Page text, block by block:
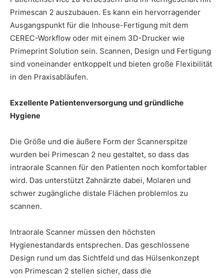
Primescan 2 auszubauen. Es kann ein hervorragender
Ausgangspunkt für die Inhouse-Fertigung mit dem
CEREC-Workflow oder mit einem 3D-Drucker wie
Primeprint Solution sein. Scannen, Design und Fertigung
sind voneinander entkoppelt und bieten große Flexibilität
in den Praxisabläufen.
Exzellente Patientenversorgung und gründliche
Hygiene
Die Größe und die äußere Form der Scannerspitze
wurden bei Primescan 2 neu gestaltet, so dass das
intraorale Scannen für den Patienten noch komfortabler
wird. Das unterstützt Zahnärzte dabei, Molaren und
schwer zugängliche distale Flächen problemlos zu
scannen.
Intraorale Scanner müssen den höchsten
Hygienestandards entsprechen. Das geschlossene
Design rund um das Sichtfeld und das Hülsenkonzept
von Primescan 2 stellen sicher, dass die